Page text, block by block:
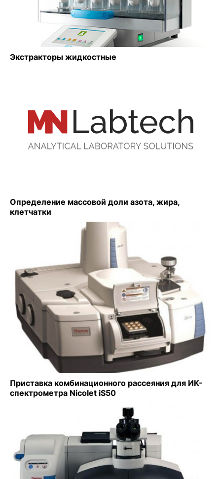
Экстракторы жидкостные
Определение массовой доли азота, жира,
клетчатки
Приставка комбинационного рассеяния для ИК-
спектрометра Nicolet iS50